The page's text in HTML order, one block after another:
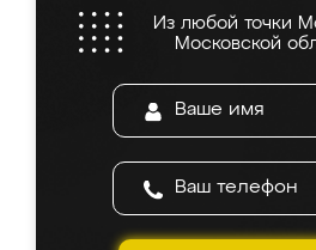
Из любой точки
Московской